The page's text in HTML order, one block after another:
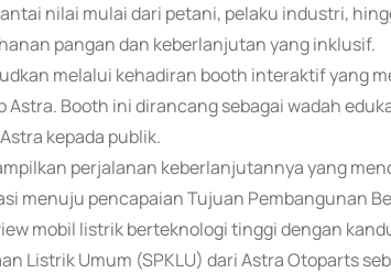
nilai mulai dari petani, pelaku industri,
pangan dan keberlanjutan yang inklusif.
melalui kehadiran booth interaktif yang
Booth ini dirancang sebagai wadah
kepada publik.
perjalanan keberlanjutannya yang
menuju pencapaian Tujuan Pembangunan
mobil listrik berteknologi tinggi dengan
Listrik Umum (SPKLU) dari Astra Otoparts